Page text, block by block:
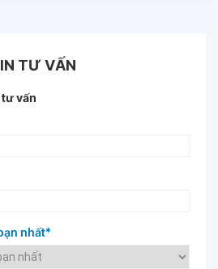
TƯ VẤN
vấn
nhất*